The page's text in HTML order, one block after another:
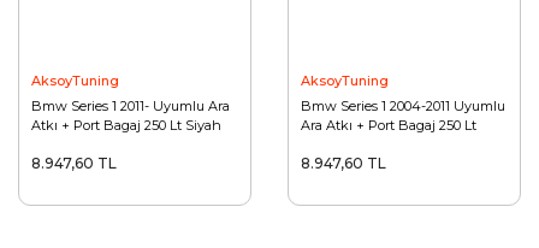
AksoyTuning
Bmw Series 1 2011- Uyumlu Ara
Atkı + Port Bagaj 250 Lt Siyah
8.947,60 TL
AksoyTuning
Bmw Series 1 2004-2011 Uyumlu
Ara Atkı + Port Bagaj 250 Lt
8.947,60 TL